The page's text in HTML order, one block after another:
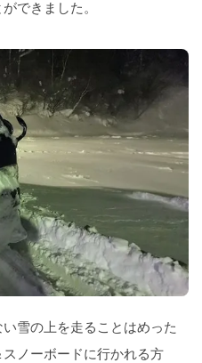
できました。
雪の上を走ることはめった
ノーボードに行かれる方